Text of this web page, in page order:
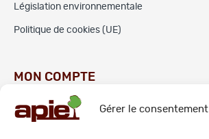
Gérer le consentement
Législation environnementale
Politique de cookies (UE)
MON COMPTE
Commandes